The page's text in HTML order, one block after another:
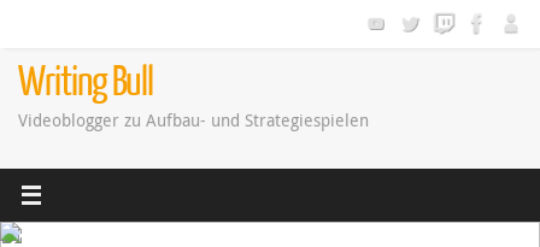
Writing Bull
Videoblogger zu Aufbau- und Strategiespielen